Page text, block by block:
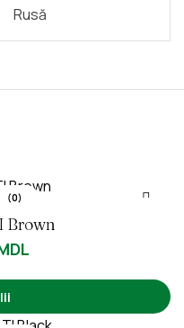
Rusă
(0)
Brown